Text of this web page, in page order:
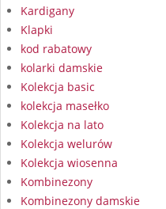
Kardigany
Klapki
kod rabatowy
kolarki damskie
Kolekcja basic
kolekcja masełko
Kolekcja na lato
Kolekcja welurów
Kolekcja wiosenna
Kombinezony
Kombinezony damskie